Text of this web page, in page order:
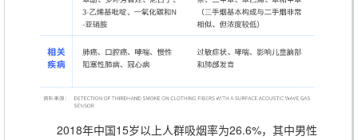
2018年中国15岁以上人群吸烟率为26.6%，其中男性